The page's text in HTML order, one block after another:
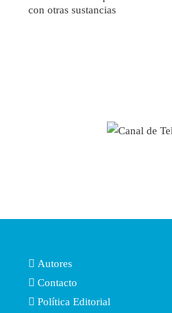
Autores
Contacto
Política Editorial